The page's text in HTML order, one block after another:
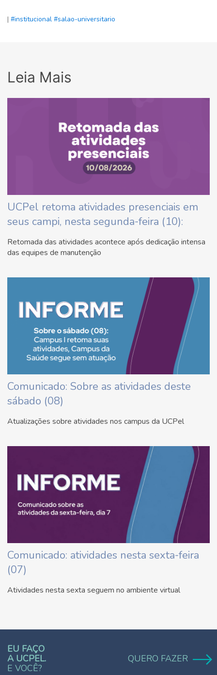
| #institucional #salao-universitario
Leia Mais
UCPel retoma atividades presenciais em
seus campi, nesta segunda-feira (10):
Retomada das atividades acontece após dedicação intensa
das equipes de manutenção
Comunicado: Sobre as atividades deste
sábado (08)
Atualizações sobre atividades nos campus da UCPel
Comunicado: atividades nesta sexta-feira
(07)
Atividades nesta sexta seguem no ambiente virtual
EU FAÇO
A UCPEL.
E VOCÊ?
QUERO FAZER